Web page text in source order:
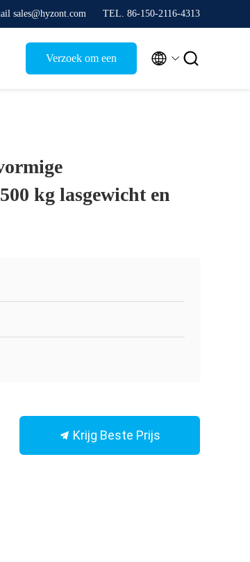
sales@hyzont.com TEL. 86-150-2116-4313
Verzoek om een  
kg lasgewicht en
Krijg Beste Prijs